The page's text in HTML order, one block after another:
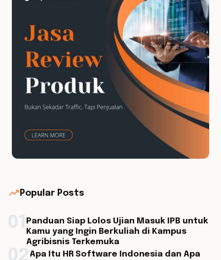
trending_up Popular Posts
Panduan Siap Lolos Ujian Masuk IPB untuk
Kamu yang Ingin Berkuliah di Kampus
Agribisnis Terkemuka
Apa Itu HR Software Indonesia dan Apa